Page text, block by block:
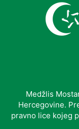
Medžlis
Hercegovine.
pravno lice kojeg